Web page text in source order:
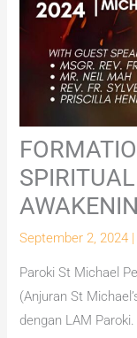
September 2, 2024
Paroki St Michael
(Anjuran St
dengan LAM Paroki.